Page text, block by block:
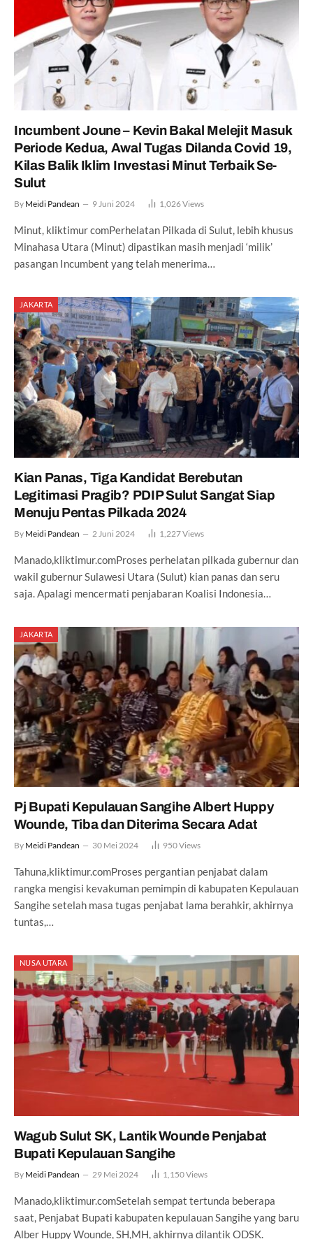
Incumbent Joune – Kevin Bakal Melejit Masuk
Periode Kedua, Awal Tugas Dilanda Covid 19,
Kilas Balik Iklim Investasi Minut Terbaik Se-
Sulut
By Meidi Pandean 9 Juni 2024 1,026Views
Minut, kliktimur comPerhelatan Pilkada di Sulut, lebih khusus
Minahasa Utara (Minut) dipastikan masih menjadi ‘milik’
pasangan Incumbent yang telah menerima…
JAKARTA
Kian Panas, Tiga Kandidat Berebutan
Legitimasi Pragib? PDIP Sulut Sangat Siap
Menuju Pentas Pilkada 2024
By Meidi Pandean 2 Juni 2024 1,227Views
Manado,kliktimur.comProses perhelatan pilkada gubernur dan
wakil gubernur Sulawesi Utara (Sulut) kian panas dan seru
saja. Apalagi mencermati penjabaran Koalisi Indonesia…
JAKARTA
Pj Bupati Kepulauan Sangihe Albert Huppy
Wounde, Tiba dan Diterima Secara Adat
By Meidi Pandean 30 Mei 2024 950Views
Tahuna,kliktimur.comProses pergantian penjabat dalam
rangka mengisi kevakuman pemimpin di kabupaten Kepulauan
Sangihe setelah masa tugas penjabat lama berahkir, akhirnya
tuntas,…
NUSA UTARA
Wagub Sulut SK, Lantik Wounde Penjabat
Bupati Kepulauan Sangihe
By Meidi Pandean 29 Mei 2024 1,150Views
Manado,kliktimur.comSetelah sempat tertunda beberapa
saat, Penjabat Bupati kabupaten kepulauan Sangihe yang baru
Alber Huppy Wounde, SH,MH, akhirnya dilantik ODSK.